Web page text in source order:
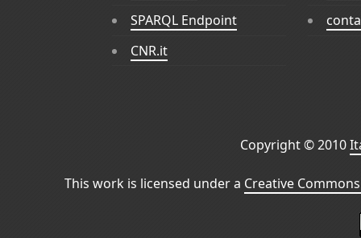
SPARQL Endpoint
CNR.it
Copyright © 2010
This work is licensed under a Creative